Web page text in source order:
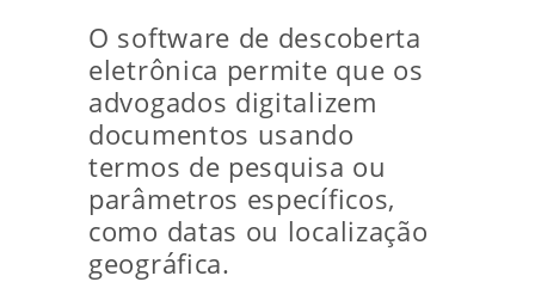
O software de descoberta
eletrônica permite que os
advogados digitalizem
documentos usando
termos de pesquisa ou
parâmetros específicos,
como datas ou localização
geográfica.